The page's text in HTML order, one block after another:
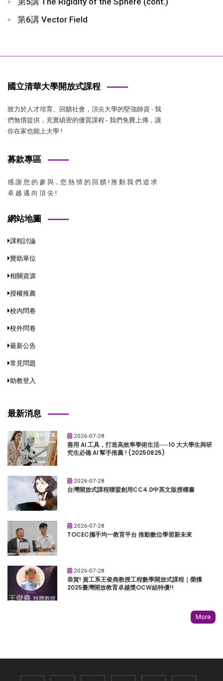
第6講 Vector Field
國立清華大學開放式課程
致力於人才培育、回饋社會，頂尖大學的堅強師資 - 我
們無償提供，充實縝密的優質課程 - 我們免費上傳，讓
你在家也能上大學 !
募款專區
感 謝 您 的 參 與，您 熱 情 的 回 饋 ! 推 動 我 們 追 求
卓 越 邁 向 頂 尖 !
網站地圖
課程討論
贊助單位
相關資源
授權推薦
校內問卷
校外問卷
最新公告
常見問題
助教登入
最新消息
2026-07-28
善用 AI 工具，打造高效率學術生活──10 大大學生與研
究生必備 AI 幫手推薦 ! (20250825)
2026-07-28
台灣開放式課程聯盟創用CC4.0中英文版授權書
2026-07-28
TOCEC攜手均一教育平台 推動數位學習新未來
2026-07-28
恭賀! 資工系王俊堯教授工程數學開放式課程｜榮獲
2025臺灣開放教育卓越獎OCW組特優!!
More